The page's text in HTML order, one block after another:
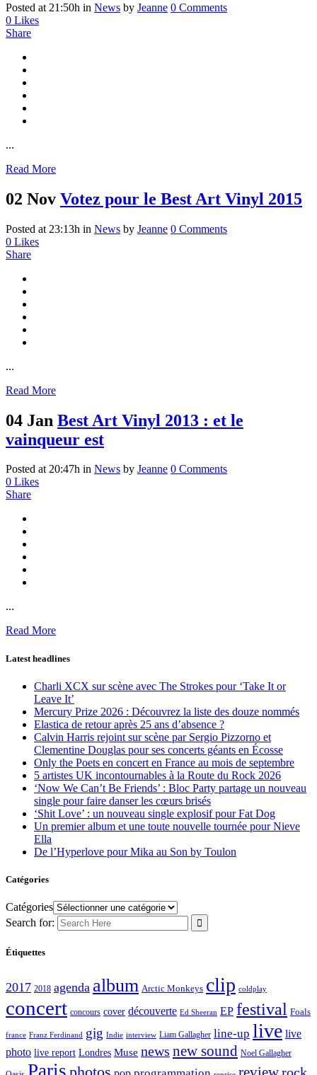
Posted at 21:50h in News by Jeanne 0 Comments
0 Likes
Share
...
Read More
02 Nov Votez pour le Best Art Vinyl 2015
Posted at 23:13h in News by Jeanne 0 Comments
0 Likes
Share
...
Read More
04 Jan Best Art Vinyl 2013 : et le
vainqueur est
Posted at 20:47h in News by Jeanne 0 Comments
0 Likes
Share
...
Read More
Latest headlines
Charli XCX sur scène avec The Strokes pour ‘Take It or
Leave It’
Mercury Prize 2026 : Découvrez la liste des douze nommés
Elastica de retour après 25 ans d’absence ?
Calvin Harris rejoint sur scène par Sergio Pizzorno et
Clementine Douglas pour ses concerts géants en Écosse
Only the Poets en concert en France au mois de septembre
5 artistes UK incontournables à la Route du Rock 2026
‘Now We Can’t Be Friends’ : Bloc Party partage un nouveau
single pour faire danser les cœurs brisés
‘Shit Love’ : un nouveau single explosif pour Fat Dog
Un premier album et une toute nouvelle tournée pour Nieve
Ella
De l’Hyperlove pour Mika au Son by Toulon
Catégories
Catégories
Search for:
Étiquettes
2017 2018 agenda album Arctic Monkeys clip coldplay
concert concours cover découverte Ed Sheeran EP festival Foals
france Franz Ferdinand gig Indie interview Liam Gallagher line-up live live
photo live report Londres Muse news new sound Noel Gallagher